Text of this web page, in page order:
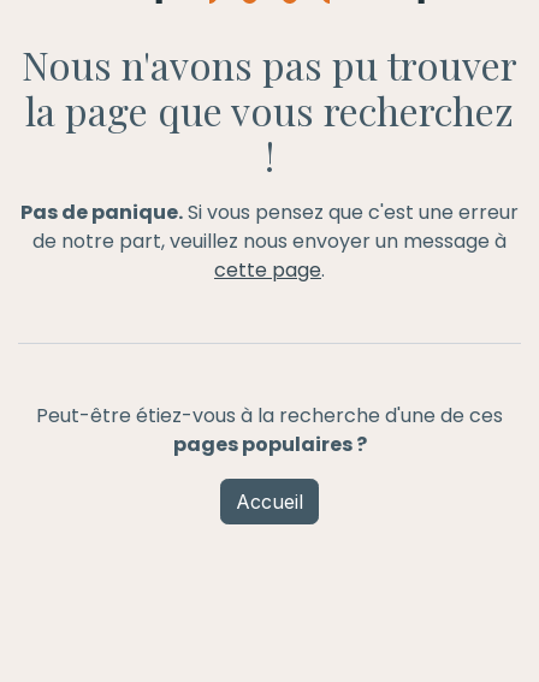
Erreur 404
Nous n'avons pas pu trouver
la page que vous recherchez
!
Pas de panique.Si vous pensez que c'est une erreur
de notre part, veuillez nous envoyer un message à
cette page.
Peut-être étiez-vous à la recherche d'une de ces
pages populaires ?
Accueil